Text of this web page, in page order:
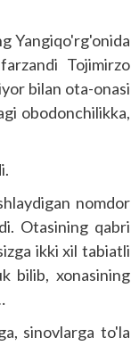
Yangiqo'rg'onida
Tojimirzo
bilan ota-onasi
obodonchilikka,
nomdor
Otasining qabri
ikki xil tabiatli
bilib, xonasining
sinovlarga to'la